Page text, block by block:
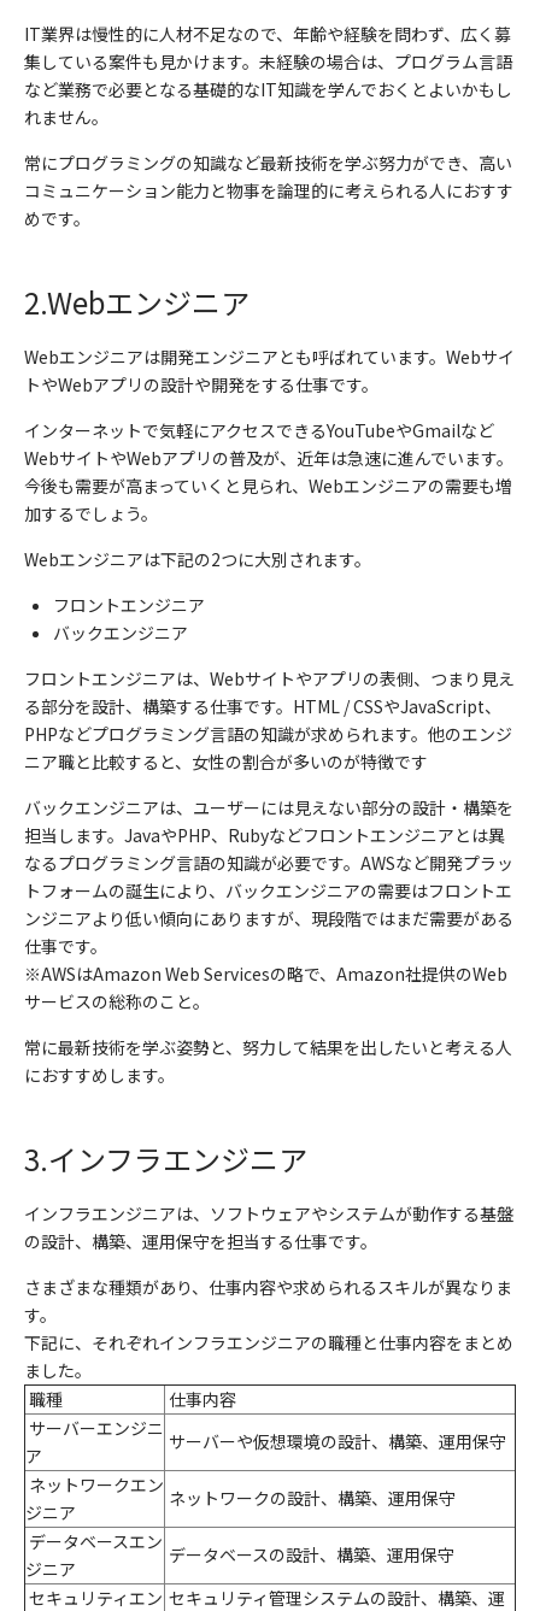
IT業界は慢性的に人材不足なので、年齢や経験を問わず、広く募
集している案件も見かけます。未経験の場合は、プログラム言語
など業務で必要となる基礎的なIT知識を学んでおくとよいかもし
れません。
常にプログラミングの知識など最新技術を学ぶ努力ができ、高い
コミュニケーション能力と物事を論理的に考えられる人におすす
めです。
2.Webエンジニア
Webエンジニアは開発エンジニアとも呼ばれています。 Webサイ
トやWebアプリの設計や開発をする仕事です。
インターネットで気軽にアクセスできるYouTubeやGmailなど
WebサイトやWebアプリの普及が、近年は急速に進んでいます。
今後も需要が高まっていくと見られ、 Webエンジニアの需要も増
加するでしょう。
Webエンジニアは下記の2つに大別されます。
フロントエンジニア
バックエンジニア
フロントエンジニアは、 Webサイトやアプリの表側、つまり見え
る部分を設計、構築する仕事です。 HTML / CSSやJavaScript、
PHPなどプログラミング言語の知識が求められます。他のエンジ
ニア職と比較すると、女性の割合が多いのが特徴です
バックエンジニアは、ユーザーには見えない部分の設計・構築を
担当します。 JavaやPHP、 Rubyなどフロントエンジニアとは異
なるプログラミング言語の知識が必要です。 AWSなど開発プラッ
トフォームの誕生により、バックエンジニアの需要はフロントエ
ンジニアより低い傾向にありますが、現段階ではまだ需要がある
仕事です。
※AWSはAmazon Web Servicesの略で、Amazon社提供のWeb
サービスの総称のこと。
常に最新技術を学ぶ姿勢と、努力して結果を出したいと考える人
におすすめします。
3.インフラエンジニア
インフラエンジニアは、ソフトウェアやシステムが動作する基盤
の設計、構築、運用保守を担当する仕事です。
さまざまな種類があり、仕事内容や求められるスキルが異なりま
す。
下記に、それぞれインフラエンジニアの職種と仕事内容をまとめ
ました。
職種
仕事内容
サーバーエンジニ
ア
サーバーや仮想環境の設計、構築、運用保守
ネットワークエン
ジニア
ネットワークの設計、構築、運用保守
データベースエン
ジニア
データベースの設計、構築、運用保守
セキュリティエン セキュリティ管理システムの設計、構築、運